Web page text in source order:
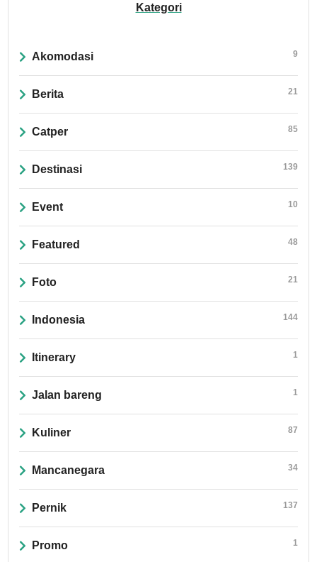
Kategori
Akomodasi 9
Berita 21
Catper 85
Destinasi 139
Event 10
Featured 48
Foto 21
Indonesia 144
Itinerary 1
Jalan bareng 1
Kuliner 87
Mancanegara 34
Pernik 137
Promo 1